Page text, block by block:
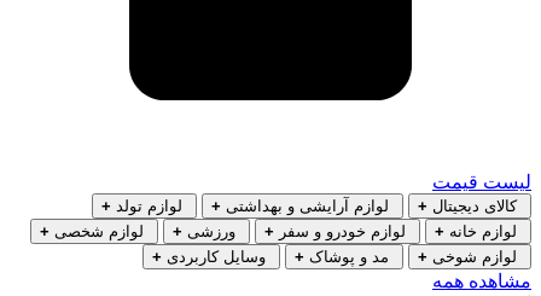
لیست قیمت
کالای دیجیتال + لوازم آرایشی و بهداشتی + لوازم تولد +
لوازم خانه + لوازم خودرو و سفر + ورزشی + لوازم شخصی +
لوازم شوخی + مد و پوشاک + وسایل کاربردی +
مشاهده همه